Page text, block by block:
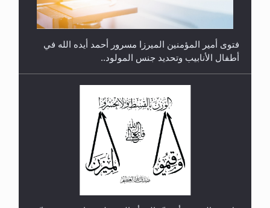
الهجرة: بحث عن الأمن والسلام في سبيل إرساء الأمن
هل من الصحيح أن ديّة المرأة المقتولة تساوي نصف ديّة
الرجل المقتول؟
هل تعتبر الأشفار الاصطناعية (الرموش الاصطناعية)